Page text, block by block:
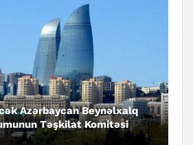
Azərbaycan Beynəlxalq
Təşkilat Komitəsi